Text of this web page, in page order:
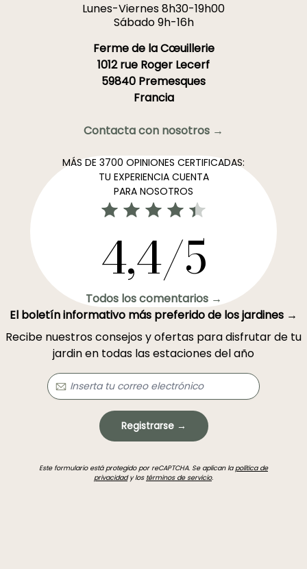
Lunes-Viernes 8h30-19h00
Sábado 9h-16h
Ferme de la Cœuillerie
1012 rue Roger Lecerf
59840 Premesques
Francia
Contacta con nosotros →
MÁS DE 3700 OPINIONES CERTIFICADAS:
TU EXPERIENCIA CUENTA
PARA NOSOTROS
4,4/5
Todos los comentarios →
El boletín informativo más preferido de los jardines →
Recibe nuestros consejos y ofertas para disfrutar de tu
jardin en todas las estaciones del año
Registrarse →
Este formulario está protegido por reCAPTCHA. Se aplican lapolítica de
privacidady los términos de servicio.